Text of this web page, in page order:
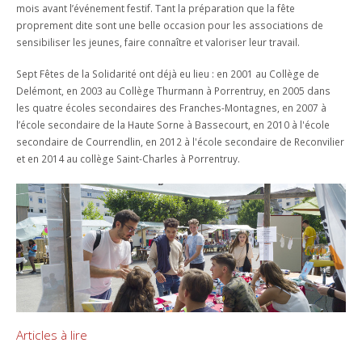
mois avant l’événement festif. Tant la préparation que la fête
proprement dite sont une belle occasion pour les associations de
sensibiliser les jeunes, faire connaître et valoriser leur travail.
Sept Fêtes de la Solidarité ont déjà eu lieu : en 2001 au Collège de
Delémont, en 2003 au Collège Thurmann à Porrentruy, en 2005 dans
les quatre écoles secondaires des Franches-Montagnes, en 2007 à
l’école secondaire de la Haute Sorne à Bassecourt, en 2010 à l'école
secondaire de Courrendlin, en 2012 à l'école secondaire de Reconvilier
et en 2014 au collège Saint-Charles à Porrentruy.
Articles à lire